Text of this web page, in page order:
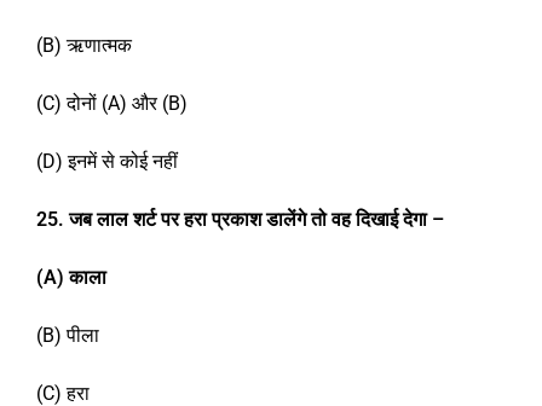
(B) ऋणात्मक
(C) दोनों (A) और (B)
(D) इनमें से कोई नहीं
25. जब लाल शर्ट पर हरा प्रकाश डालेंगे तो वह दिखाई देगा –
(A)काला
(B) पीला
(C) हरा